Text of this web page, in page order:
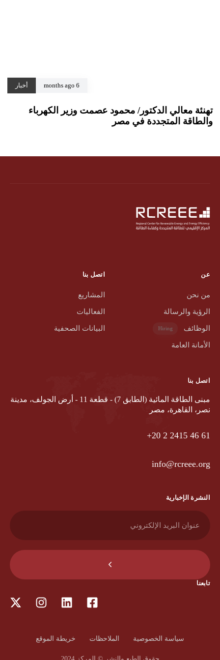
6 months ago أخبار
تهنئة معالي الدكتور/ محمود عصمت وزير الكهرباء
والطاقة المتجددة في مصر
عن
من نحن
الرؤية والرسالة
الوظائف Hiring
الأمانة العامة
اتصل بنا
المشاريع
الفعاليات
البيانات الصحفية
اتصل بنا
مبنى الطاقة المائية (الطابق 7) - قطعة 11 - أرض الجولف، مدينة
نصر، القاهرة، مصر
‎ +20‎ 2‎ 2415‎ 46‎ 61
info@rcreee.org
النشرة الإخبارية
تابعنا
سياسة الخصوصية الملاحظات خريطة الموقع